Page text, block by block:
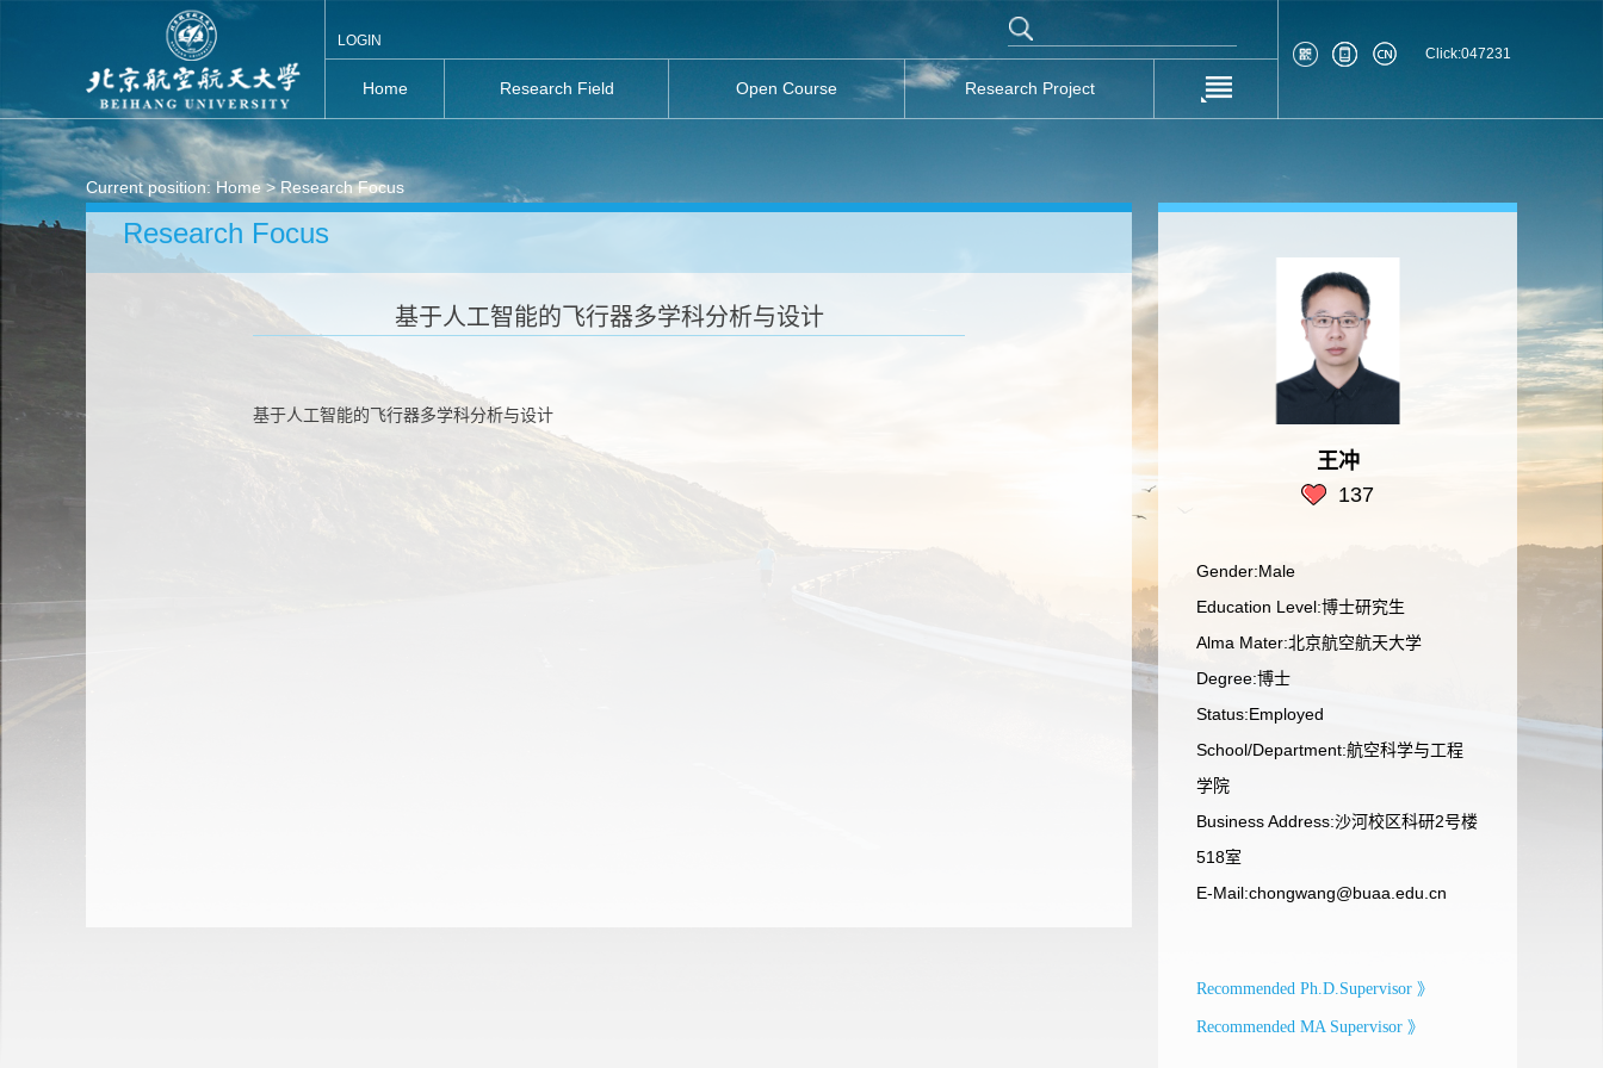
LOGIN
Home Research Field Open Course Research Project
Click:047231
Current position: Home> Research Focus
Research Focus
基于人工智能的飞行器多学科分析与设计
基于人工智能的飞行器多学科分析与设计
王冲
137
Gender:Male
Education Level:博士研究生
Alma Mater:北京航空航天大学
Degree:博士
Status:Employed
School/Department:航空科学与工程
学院
Business Address:沙河校区科研2号楼
518室
E-Mail:chongwang@buaa.edu.cn
Recommended Ph.D.Supervisor 》
Recommended MA Supervisor 》